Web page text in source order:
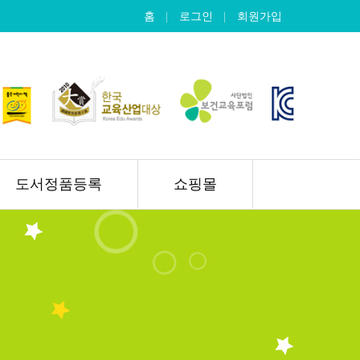
홈 로그인 회원가입
도서정품등록 쇼핑몰